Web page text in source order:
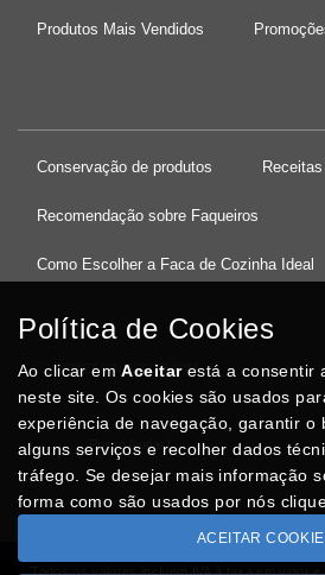
Produtos Mais Vendidos
Conservação de produtos
Recomendação sobre Faqueiros
Como Escolher a Faca de Cozinha Ideal
37°08'27.5"N 8°32'13.9"W
Posso Ajudar?
Todos os valores incluem IVA à taxa em vigor
Política de Cookies
Ao clicar emAceitarestá a consentir
neste site. Os cookies são usados
experiência de navegação, garantir o
alguns serviços e recolher dados
tráfego. Se desejar mais informação
forma como são usados por nós
ACEITAR